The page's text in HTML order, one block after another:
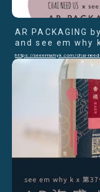
AR PACKAGING
and see em why k
https://seeemwhyk.com/chai-